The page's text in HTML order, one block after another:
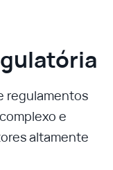
regulamentos
e
altamente